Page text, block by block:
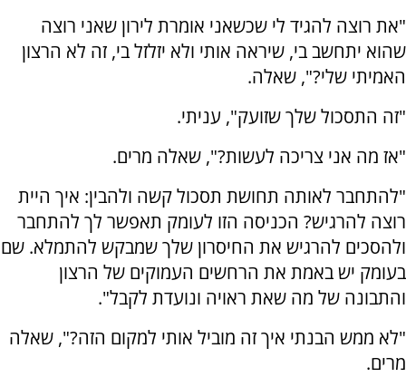
"את רוצה להגיד לי שכשאני אומרת לירון שאני רוצה
שהוא יתחשב בי, שיראה אותי ולא יזלזל בי, זה לא הרצון
האמיתי שלי?", שאלה.
"זה התסכול שלך שזועק", עניתי.
"אז מה אני צריכה לעשות?", שאלה מרים.
"להתחבר לאותה תחושת תסכול קשה ולהבין: איך היית
רוצה להרגיש? הכניסה הזו לעומק תאפשר לך להתחבר
ולהסכים להרגיש את החיסרון שלך שמבקש להתמלא. שם
בעומק יש באמת את הרחשים העמוקים של הרצון
והתבונה של מה שאת ראויה ונועדת לקבל".
"לא ממש הבנתי איך זה מוביל אותי למקום הזה?", שאלה
מרים.